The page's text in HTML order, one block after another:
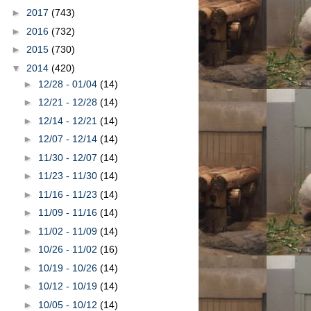
► 2017 (743)
► 2016 (732)
► 2015 (730)
▼ 2014 (420)
► 12/28 - 01/04 (14)
► 12/21 - 12/28 (14)
► 12/14 - 12/21 (14)
► 12/07 - 12/14 (14)
► 11/30 - 12/07 (14)
► 11/23 - 11/30 (14)
► 11/16 - 11/23 (14)
► 11/09 - 11/16 (14)
► 11/02 - 11/09 (14)
► 10/26 - 11/02 (16)
► 10/19 - 10/26 (14)
► 10/12 - 10/19 (14)
► 10/05 - 10/12 (14)